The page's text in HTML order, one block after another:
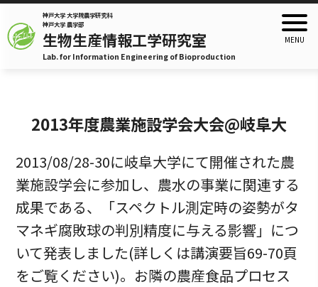
神戸大学 大学院農学研究科
神戸大学 農学部
生物生産情報工学研究室
Lab. for Information Engineering of Bioproduction
2013年度農業施設学会大会@岐阜大
2013/08/28-30に岐阜大学にて開催された農
業施設学会に参加し、農水の事業に関連する
成果である、「スペクトル測定時の姿勢がタ
マネギ腐敗球の判別精度に与える影響」につ
いて発表しました(詳しくは講演要旨69-70頁
をご覧ください)。お隣の農産食品プロセス